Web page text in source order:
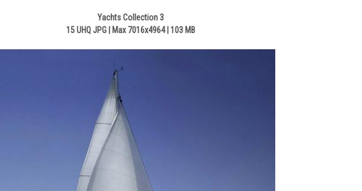
Yachts Collection 3
15 UHQ JPG | Max 7016x4964 | 103 MB